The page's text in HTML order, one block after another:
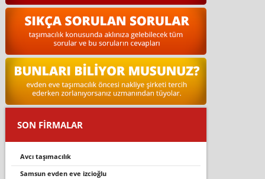
SON FİRMALAR
avcı taşımacılık
samsun evden eve izcioğlu